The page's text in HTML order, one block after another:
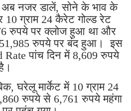
अब नजर डालें, सोने के भाव के
10 ग्राम 24 कैरेट गोल्ड रेट
रुपये पर क्लोज हुआ था और
रुपये पर बंद हुआ। इस
पांच दिन में 8,609 रुपये
घरेलू मार्केट में 10 ग्राम 24
रुपये से 6,761 रुपये महंगा